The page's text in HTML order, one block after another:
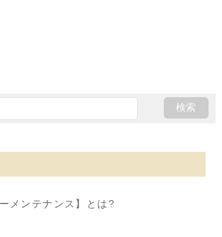
メンテナンス】とは?